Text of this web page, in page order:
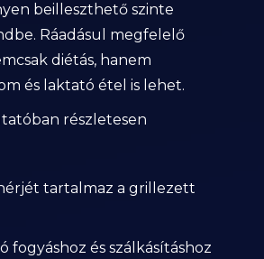
beilleszthető szinte
Ráadásul megfelelő
diétás, hanem
és laktató étel is lehet.
részletesen
tartalmaz a grillezett
fogyáshoz és szálkásításhoz